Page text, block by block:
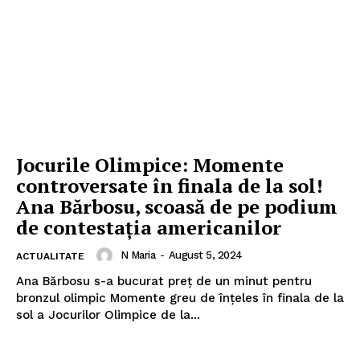
Jocurile Olimpice: Momente
controversate în finala de la sol!
Ana Bărbosu, scoasă de pe podium
de contestația americanilor
ACTUALITATE N Maria - August 5, 2024
Ana Bărbosu s-a bucurat preţ de un minut pentru
bronzul olimpic Momente greu de înţeles în finala de la
sol a Jocurilor Olimpice de la...